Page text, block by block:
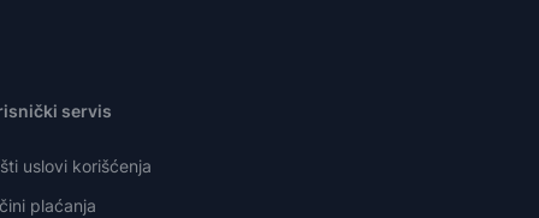
servis
uslovi korišćenja
plaćanja